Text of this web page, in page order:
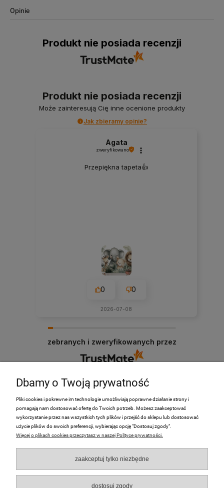
Opinie
Produkt nie posiada recenzji
Produkt nie posiada recenzji
Może zainteresują Cię inne ocenione produkty
Jak zbieramy opinie?
Agata
zweryfikowano
Przepiękna tapeta👍️
0 0
2026-07-08
zebranych i zweryfikowanych przez
PRODUKTY
Moje Konto
Płatności i dostawa
O nas
Dbamy o Twoją prywatność
Pliki cookies i pokrewne im technologie umożliwiają poprawne działanie strony i
pomagają nam dostosować ofertę do Twoich potrzeb. Możesz zaakceptować
wykorzystanie przez nas wszystkich tych plików i przejść do sklepu lub dostosować
użycie plików do swoich preferencji, wybierając opcję "Dostosuj zgody".
Więcej o plikach cookies przeczytasz w naszej Polityce prywatności.
zaakceptuj tylko niezbędne
dostosuj zgody